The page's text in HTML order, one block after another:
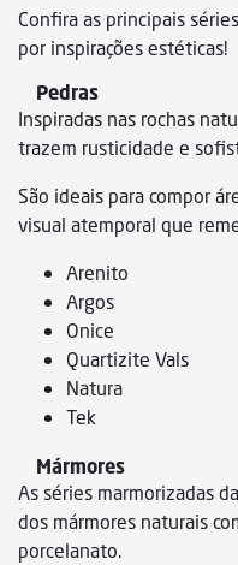
Confira as principais
por inspirações estéticas!
Pedras
Inspiradas nas rochas
trazem rusticidade e
São ideais para compor
visual atemporal que
Arenito
Argos
Onice
Quartizite Vals
Natura
Tek
Mármores
As séries marmorizadas
dos mármores naturais
porcelanato.